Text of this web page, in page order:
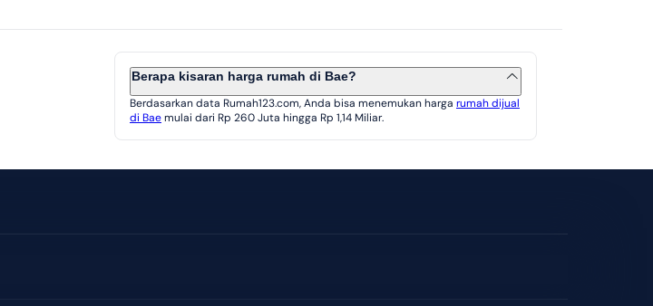
Berapa kisaran harga rumah di Bae?
Berdasarkan data Rumah123.com, Anda bisa menemukan harga rumah dijual
di Baemulai dari Rp 260 Juta hingga Rp 1,14 Miliar.